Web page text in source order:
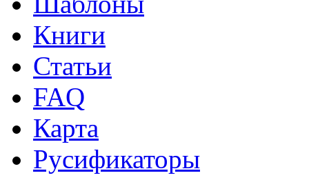
Книги
Статьи
FAQ
Карта
Русификаторы